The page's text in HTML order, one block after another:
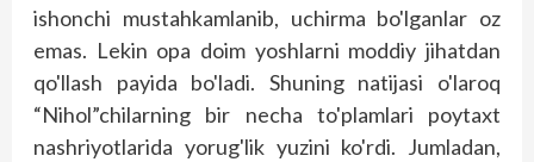
ishonchi mustahkamlanib, uchirma bo'lganlar oz
emas. Lekin opa doim yoshlarni moddiy jihatdan
qo'llash payida bo'ladi. Shuning natijasi o'laroq
“Nihol”chilarning bir necha to'plamlari poytaxt
nashriyotlarida yorug'lik yuzini ko'rdi. Jumladan,